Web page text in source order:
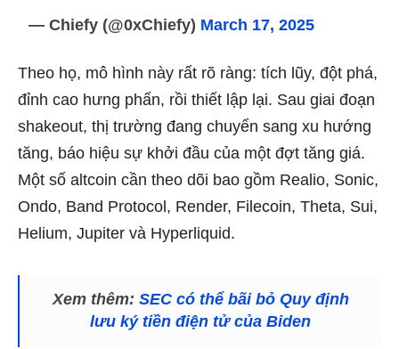
— Chiefy (@0xChiefy) March 17, 2025
Theo họ, mô hình này rất rõ ràng: tích lũy, đột phá,
đỉnh cao hưng phấn, rồi thiết lập lại. Sau giai đoạn
shakeout, thị trường đang chuyển sang xu hướng
tăng, báo hiệu sự khởi đầu của một đợt tăng giá.
Một số altcoin cần theo dõi bao gồm Realio, Sonic,
Ondo, Band Protocol, Render, Filecoin, Theta, Sui,
Helium, Jupiter và Hyperliquid.
Xem thêm: SEC có thể bãi bỏ Quy định
lưu ký tiền điện tử của Biden